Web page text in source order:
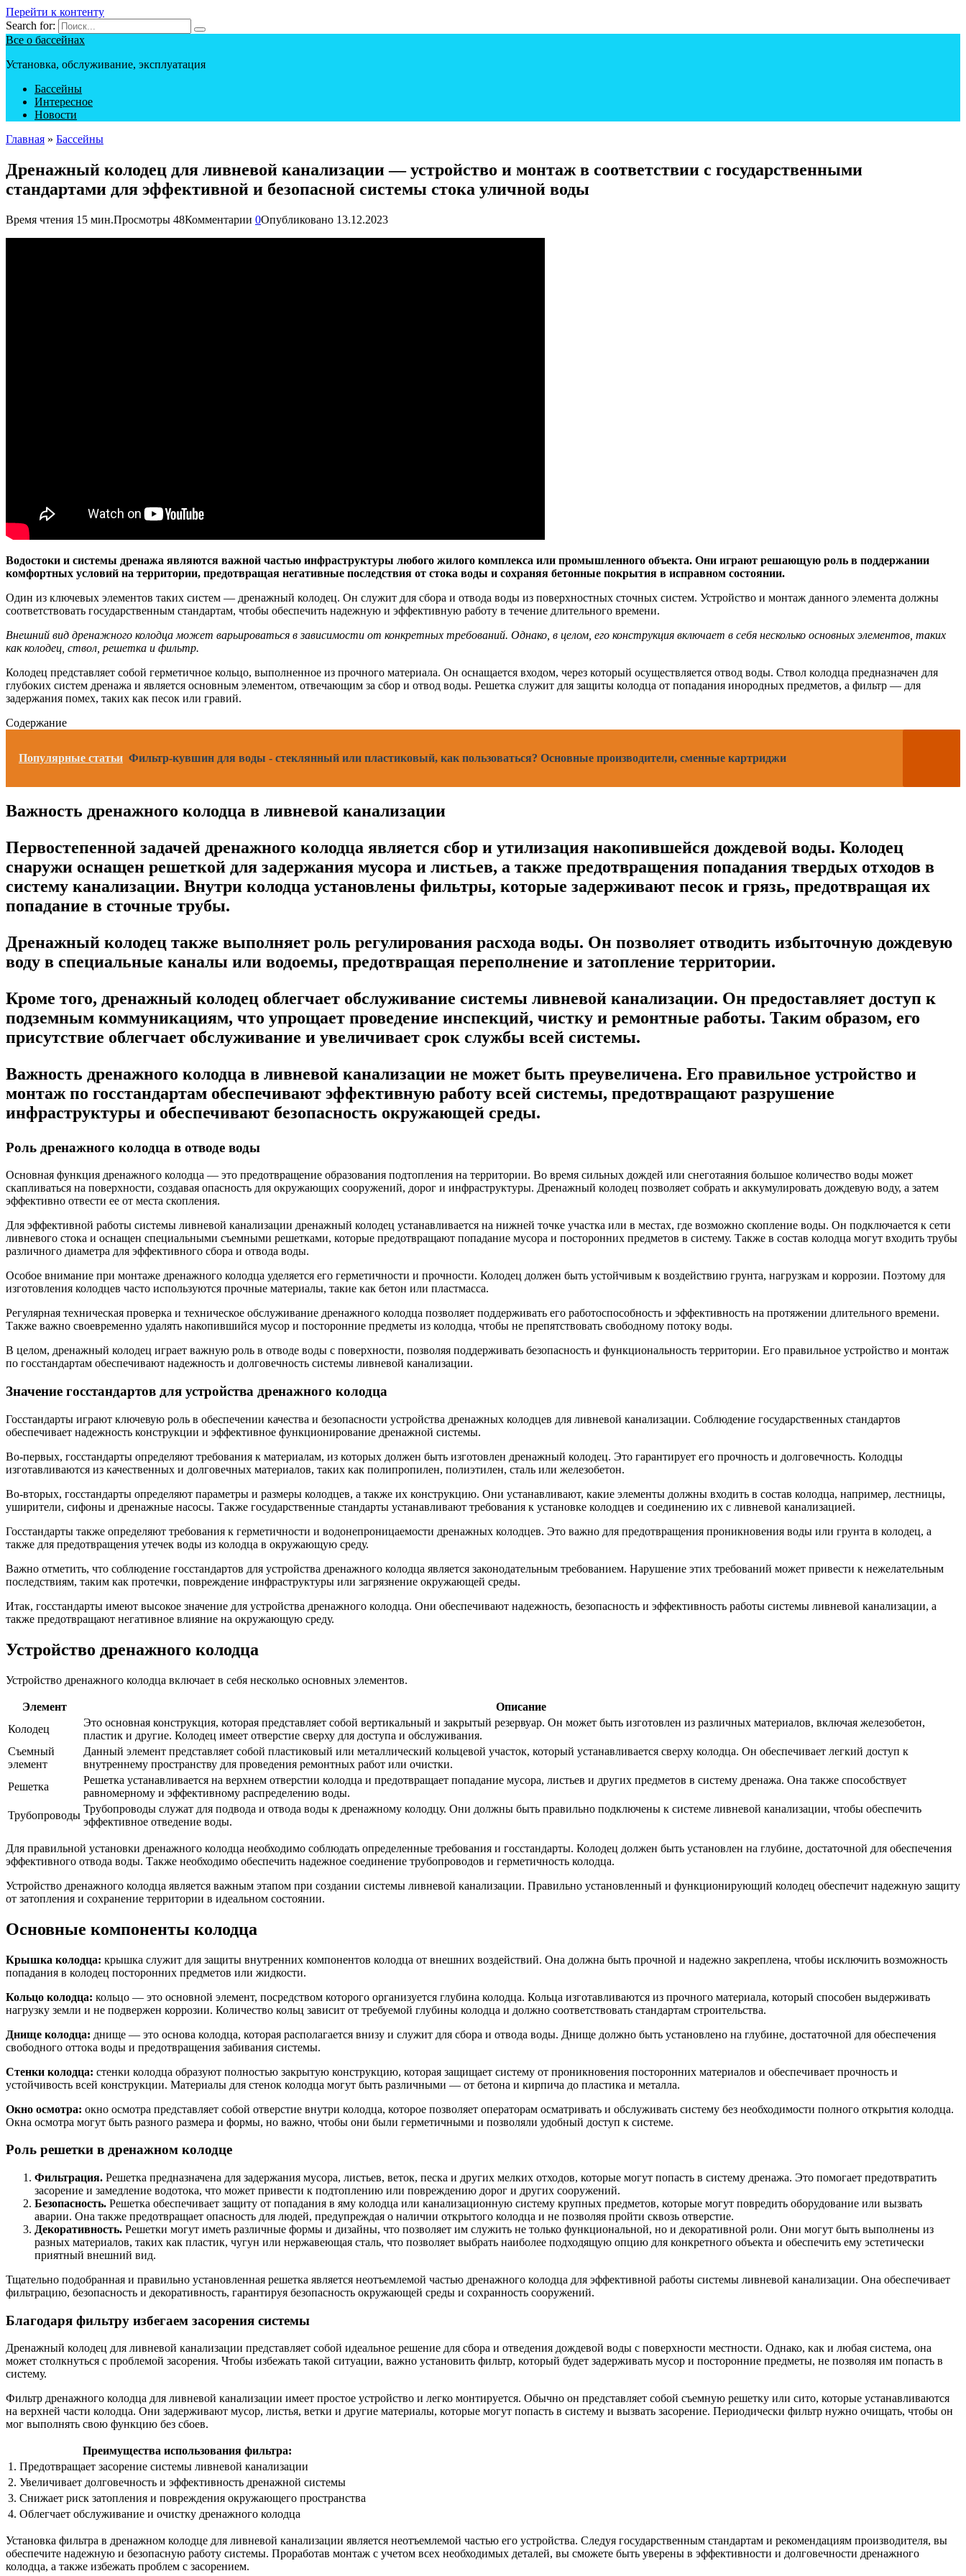
Перейти к контенту
Search for:
Все о бассейнах
Установка, обслуживание, эксплуатация
Бассейны
Интересное
Новости
Главная » Бассейны
Дренажный колодец для ливневой канализации — устройство и монтаж в соответствии с государственными
стандартами для эффективной и безопасной системы стока уличной воды
Время чтения 15 мин.Просмотры 48Комментарии 0Опубликовано 13.12.2023
Водостоки и системы дренажа являются важной частью инфраструктуры любого жилого комплекса или промышленного объекта. Они играют решающую роль в поддержании
комфортных условий на территории, предотвращая негативные последствия от стока воды и сохраняя бетонные покрытия в исправном состоянии.
Один из ключевых элементов таких систем — дренажный колодец. Он служит для сбора и отвода воды из поверхностных сточных систем. Устройство и монтаж данного элемента должны
соответствовать государственным стандартам, чтобы обеспечить надежную и эффективную работу в течение длительного времени.
Внешний вид дренажного колодца может варьироваться в зависимости от конкретных требований. Однако, в целом, его конструкция включает в себя несколько основных элементов, таких
как колодец, ствол, решетка и фильтр.
Колодец представляет собой герметичное кольцо, выполненное из прочного материала. Он оснащается входом, через который осуществляется отвод воды. Ствол колодца предназначен для
глубоких систем дренажа и является основным элементом, отвечающим за сбор и отвод воды. Решетка служит для защиты колодца от попадания инородных предметов, а фильтр — для
задержания помех, таких как песок или гравий.
Содержание
Популярные статьи Фильтр-кувшин для воды - стеклянный или пластиковый, как пользоваться? Основные производители, сменные картриджи
Важность дренажного колодца в ливневой канализации
Первостепенной задачей дренажного колодца является сбор и утилизация накопившейся дождевой воды. Колодец
снаружи оснащен решеткой для задержания мусора и листьев, а также предотвращения попадания твердых отходов в
систему канализации. Внутри колодца установлены фильтры, которые задерживают песок и грязь, предотвращая их
попадание в сточные трубы.
Дренажный колодец также выполняет роль регулирования расхода воды. Он позволяет отводить избыточную дождевую
воду в специальные каналы или водоемы, предотвращая переполнение и затопление территории.
Кроме того, дренажный колодец облегчает обслуживание системы ливневой канализации. Он предоставляет доступ к
подземным коммуникациям, что упрощает проведение инспекций, чистку и ремонтные работы. Таким образом, его
присутствие облегчает обслуживание и увеличивает срок службы всей системы.
Важность дренажного колодца в ливневой канализации не может быть преувеличена. Его правильное устройство и
монтаж по госстандартам обеспечивают эффективную работу всей системы, предотвращают разрушение
инфраструктуры и обеспечивают безопасность окружающей среды.
Роль дренажного колодца в отводе воды
Основная функция дренажного колодца — это предотвращение образования подтопления на территории. Во время сильных дождей или снеготаяния большое количество воды может
скапливаться на поверхности, создавая опасность для окружающих сооружений, дорог и инфраструктуры. Дренажный колодец позволяет собрать и аккумулировать дождевую воду, а затем
эффективно отвести ее от места скопления.
Для эффективной работы системы ливневой канализации дренажный колодец устанавливается на нижней точке участка или в местах, где возможно скопление воды. Он подключается к сети
ливневого стока и оснащен специальными съемными решетками, которые предотвращают попадание мусора и посторонних предметов в систему. Также в состав колодца могут входить трубы
различного диаметра для эффективного сбора и отвода воды.
Особое внимание при монтаже дренажного колодца уделяется его герметичности и прочности. Колодец должен быть устойчивым к воздействию грунта, нагрузкам и коррозии. Поэтому для
изготовления колодцев часто используются прочные материалы, такие как бетон или пластмасса.
Регулярная техническая проверка и техническое обслуживание дренажного колодца позволяет поддерживать его работоспособность и эффективность на протяжении длительного времени.
Также важно своевременно удалять накопившийся мусор и посторонние предметы из колодца, чтобы не препятствовать свободному потоку воды.
В целом, дренажный колодец играет важную роль в отводе воды с поверхности, позволяя поддерживать безопасность и функциональность территории. Его правильное устройство и монтаж
по госстандартам обеспечивают надежность и долговечность системы ливневой канализации.
Значение госстандартов для устройства дренажного колодца
Госстандарты играют ключевую роль в обеспечении качества и безопасности устройства дренажных колодцев для ливневой канализации. Соблюдение государственных стандартов
обеспечивает надежность конструкции и эффективное функционирование дренажной системы.
Во-первых, госстандарты определяют требования к материалам, из которых должен быть изготовлен дренажный колодец. Это гарантирует его прочность и долговечность. Колодцы
изготавливаются из качественных и долговечных материалов, таких как полипропилен, полиэтилен, сталь или железобетон.
Во-вторых, госстандарты определяют параметры и размеры колодцев, а также их конструкцию. Они устанавливают, какие элементы должны входить в состав колодца, например, лестницы,
уширители, сифоны и дренажные насосы. Также государственные стандарты устанавливают требования к установке колодцев и соединению их с ливневой канализацией.
Госстандарты также определяют требования к герметичности и водонепроницаемости дренажных колодцев. Это важно для предотвращения проникновения воды или грунта в колодец, а
также для предотвращения утечек воды из колодца в окружающую среду.
Важно отметить, что соблюдение госстандартов для устройства дренажного колодца является законодательным требованием. Нарушение этих требований может привести к нежелательным
последствиям, таким как протечки, повреждение инфраструктуры или загрязнение окружающей среды.
Итак, госстандарты имеют высокое значение для устройства дренажного колодца. Они обеспечивают надежность, безопасность и эффективность работы системы ливневой канализации, а
также предотвращают негативное влияние на окружающую среду.
Устройство дренажного колодца
Устройство дренажного колодца включает в себя несколько основных элементов.
Элемент
Описание
Колодец
Это основная конструкция, которая представляет собой вертикальный и закрытый резервуар. Он может быть изготовлен из различных материалов, включая железобетон,
пластик и другие. Колодец имеет отверстие сверху для доступа и обслуживания.
Съемный
элемент
Данный элемент представляет собой пластиковый или металлический кольцевой участок, который устанавливается сверху колодца. Он обеспечивает легкий доступ к
внутреннему пространству для проведения ремонтных работ или очистки.
Решетка
Решетка устанавливается на верхнем отверстии колодца и предотвращает попадание мусора, листьев и других предметов в систему дренажа. Она также способствует
равномерному и эффективному распределению воды.
Трубопроводы
Трубопроводы служат для подвода и отвода воды к дренажному колодцу. Они должны быть правильно подключены к системе ливневой канализации, чтобы обеспечить
эффективное отведение воды.
Для правильной установки дренажного колодца необходимо соблюдать определенные требования и госстандарты. Колодец должен быть установлен на глубине, достаточной для обеспечения
эффективного отвода воды. Также необходимо обеспечить надежное соединение трубопроводов и герметичность колодца.
Устройство дренажного колодца является важным этапом при создании системы ливневой канализации. Правильно установленный и функционирующий колодец обеспечит надежную защиту
от затопления и сохранение территории в идеальном состоянии.
Основные компоненты колодца
Крышка колодца: крышка служит для защиты внутренних компонентов колодца от внешних воздействий. Она должна быть прочной и надежно закреплена, чтобы исключить возможность
попадания в колодец посторонних предметов или жидкости.
Кольцо колодца: кольцо — это основной элемент, посредством которого организуется глубина колодца. Кольца изготавливаются из прочного материала, который способен выдерживать
нагрузку земли и не подвержен коррозии. Количество кольц зависит от требуемой глубины колодца и должно соответствовать стандартам строительства.
Днище колодца: днище — это основа колодца, которая располагается внизу и служит для сбора и отвода воды. Днище должно быть установлено на глубине, достаточной для обеспечения
свободного оттока воды и предотвращения забивания системы.
Стенки колодца: стенки колодца образуют полностью закрытую конструкцию, которая защищает систему от проникновения посторонних материалов и обеспечивает прочность и
устойчивость всей конструкции. Материалы для стенок колодца могут быть различными — от бетона и кирпича до пластика и металла.
Окно осмотра: окно осмотра представляет собой отверстие внутри колодца, которое позволяет операторам осматривать и обслуживать систему без необходимости полного открытия колодца.
Окна осмотра могут быть разного размера и формы, но важно, чтобы они были герметичными и позволяли удобный доступ к системе.
Роль решетки в дренажном колодце
Фильтрация. Решетка предназначена для задержания мусора, листьев, веток, песка и других мелких отходов, которые могут попасть в систему дренажа. Это помогает предотвратить
засорение и замедление водотока, что может привести к подтоплению или повреждению дорог и других сооружений.
Безопасность. Решетка обеспечивает защиту от попадания в яму колодца или канализационную систему крупных предметов, которые могут повредить оборудование или вызвать
аварии. Она также предотвращает опасность для людей, предупреждая о наличии открытого колодца и не позволяя пройти сквозь отверстие.
Декоративность. Решетки могут иметь различные формы и дизайны, что позволяет им служить не только функциональной, но и декоративной роли. Они могут быть выполнены из
разных материалов, таких как пластик, чугун или нержавеющая сталь, что позволяет выбрать наиболее подходящую опцию для конкретного объекта и обеспечить ему эстетически
приятный внешний вид.
Тщательно подобранная и правильно установленная решетка является неотъемлемой частью дренажного колодца для эффективной работы системы ливневой канализации. Она обеспечивает
фильтрацию, безопасность и декоративность, гарантируя безопасность окружающей среды и сохранность сооружений.
Благодаря фильтру избегаем засорения системы
Дренажный колодец для ливневой канализации представляет собой идеальное решение для сбора и отведения дождевой воды с поверхности местности. Однако, как и любая система, она
может столкнуться с проблемой засорения. Чтобы избежать такой ситуации, важно установить фильтр, который будет задерживать мусор и посторонние предметы, не позволяя им попасть в
систему.
Фильтр дренажного колодца для ливневой канализации имеет простое устройство и легко монтируется. Обычно он представляет собой съемную решетку или сито, которые устанавливаются
на верхней части колодца. Они задерживают мусор, листья, ветки и другие материалы, которые могут попасть в систему и вызвать засорение. Периодически фильтр нужно очищать, чтобы он
мог выполнять свою функцию без сбоев.
Преимущества использования фильтра:
1. Предотвращает засорение системы ливневой канализации
2. Увеличивает долговечность и эффективность дренажной системы
3. Снижает риск затопления и повреждения окружающего пространства
4. Облегчает обслуживание и очистку дренажного колодца
Установка фильтра в дренажном колодце для ливневой канализации является неотъемлемой частью его устройства. Следуя государственным стандартам и рекомендациям производителя, вы
обеспечите надежную и безопасную работу системы. Проработав монтаж с учетом всех необходимых деталей, вы сможете быть уверены в эффективности и долговечности дренажного
колодца, а также избежать проблем с засорением.